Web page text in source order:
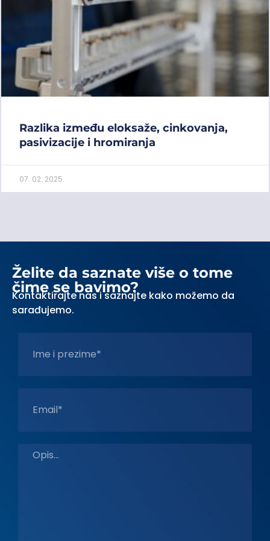
Razlika između eloksaže, cinkovanja,
pasivizacije i hromiranja
07. 02. 2025.
Želite da saznate više o tome
čime se bavimo?
Kontaktirajte nas i saznajte kako možemo da
sarađujemo.